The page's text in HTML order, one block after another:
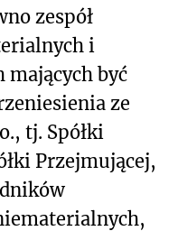
zespół
i
być
ze
tj. Spółki
Przejmującej,